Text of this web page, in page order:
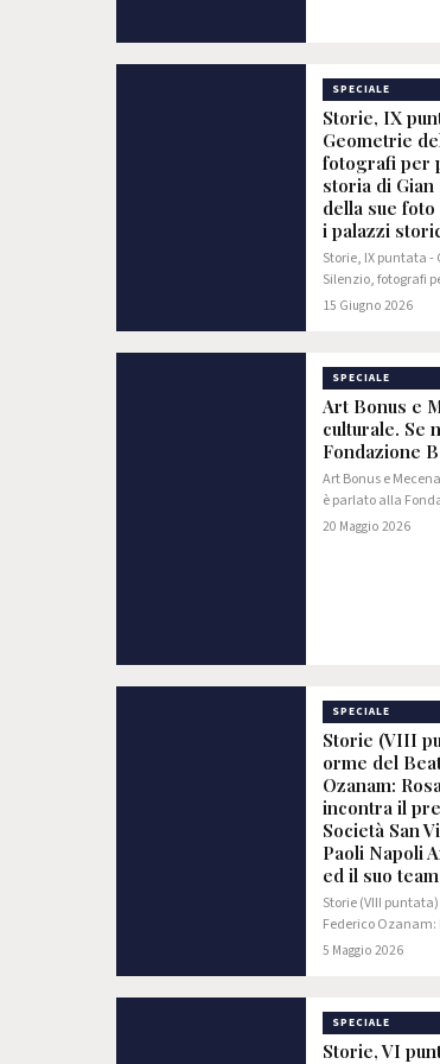
SPECIALE
Storie, IX
Geometrie
fotografi per
storia di Gian
della sue
i palazzi
Storie, IX puntata -
Silenzio, fotografi
di Gian Paolo
15 Giugno 2026
SPECIALE
Art Bonus e
culturale. Se
Fondazione
Art Bonus e
è parlato alla
Napoli
20 Maggio 2026
SPECIALE
Storie (VIII
orme del
Ozanam:
incontra il
Società San
Paoli Napoli
ed il suo team
Storie (VIII
Federico Ozanam:
incontra il
5 Maggio 2026
SPECIALE
Storie, VI